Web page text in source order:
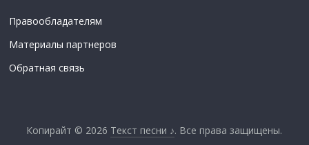
Правообладателям
Материалы партнеров
Обратная связь
Копирайт © 2026 Текст песни ♪. Все права защищены.